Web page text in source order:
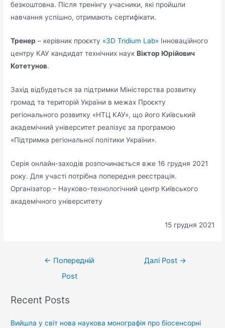
безкоштовна. Після тренінгу учасники, які пройшли
навчання успішно, отримають сертифікати.
Тренер – керівник проєкту «3D Tridium Lab» Інноваційного
центру КАУ кандидат технічних наукВіктор Юрійович
Котетунов.
Захід відбудеться за підтримки Міністерства розвитку
громад та територій України в межах Проєкту
регіонального розвитку «НТЦ КАУ», що його Київський
академічний університет реалізує за програмою
«Підтримка регіональної політики України».
Серія онлайн-заходів розпочинається вже 16 грудня 2021
року. Для участі потрібна попередня реєстрація.
Організатор – Науково-технологічний центр Київського
академічного університету
15 грудня 2021
← Попередній
Post
Далі Post →
Recent Posts
Вийшла у світ нова наукова монографія про біосенсорні